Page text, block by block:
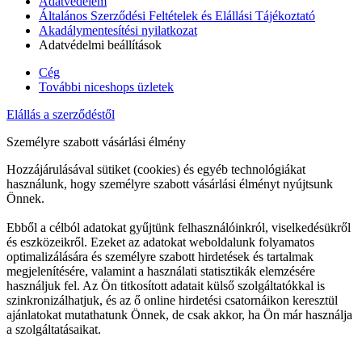
Általános Szerződési Feltételek és Elállási Tájékoztató
Akadálymentesítési nyilatkozat
Adatvédelmi beállítások
Cég
További niceshops üzletek
Elállás a szerződéstől
Személyre szabott vásárlási élmény
Hozzájárulásával sütiket (cookies) és egyéb technológiákat
használunk, hogy személyre szabott vásárlási élményt nyújtsunk
Önnek.
Ebből a célból adatokat gyűjtünk felhasználóinkról, viselkedésükről
és eszközeikről. Ezeket az adatokat weboldalunk folyamatos
optimalizálására és személyre szabott hirdetések és tartalmak
megjelenítésére, valamint a használati statisztikák elemzésére
használjuk fel. Az Ön titkosított adatait külső szolgáltatókkal is
szinkronizálhatjuk, és az ő online hirdetési csatornáikon keresztül
ajánlatokat mutathatunk Önnek, de csak akkor, ha Ön már használja
a szolgáltatásaikat.